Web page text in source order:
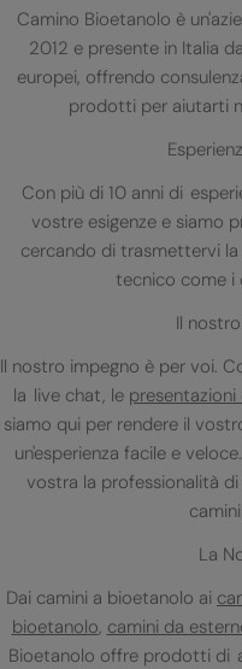
Camino Bioetanolo è
2012 e presente in Italia
europei, offrendo
prodotti per aiutarti
Con più di 10 anni di
vostre esigenze e siamo
cercando di trasmettervi
tecnico come i
Il
Il nostro impegno è per voi.
la live chat, le presentazioni
siamo qui per rendere il
un'esperienza facile e
vostra la professionalità
La
Dai camini a bioetanolo ai
bioetanolo, camini da
Bioetanolo offre prodotti di